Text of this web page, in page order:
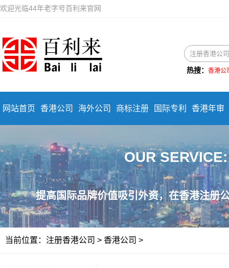
欢迎光临44年老字号百利来官网
热搜： 香港公
网站首页 香港公司 海外公司 商标注册 国际专利 香港年审
OUR
提高国际品牌价值吸引外资，在香港注册
当前位置： 注册香港公司 > 香港公司 >